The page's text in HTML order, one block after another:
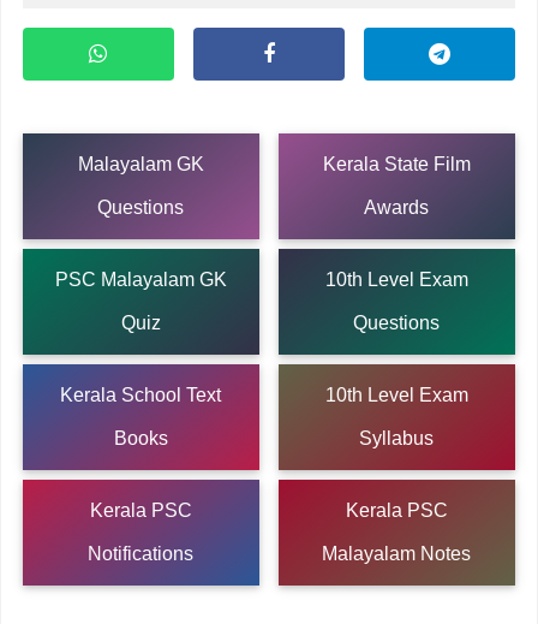
Malayalam GK
Questions
Kerala State Film
Awards
PSC Malayalam GK
Quiz
10th Level Exam
Questions
Kerala School Text
Books
10th Level Exam
Syllabus
Kerala PSC
Notifications
Kerala PSC
Malayalam Notes